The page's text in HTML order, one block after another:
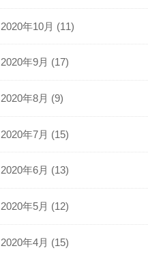
2020年10月 (11)
2020年9月 (17)
2020年8月 (9)
2020年7月 (15)
2020年6月 (13)
2020年5月 (12)
2020年4月 (15)